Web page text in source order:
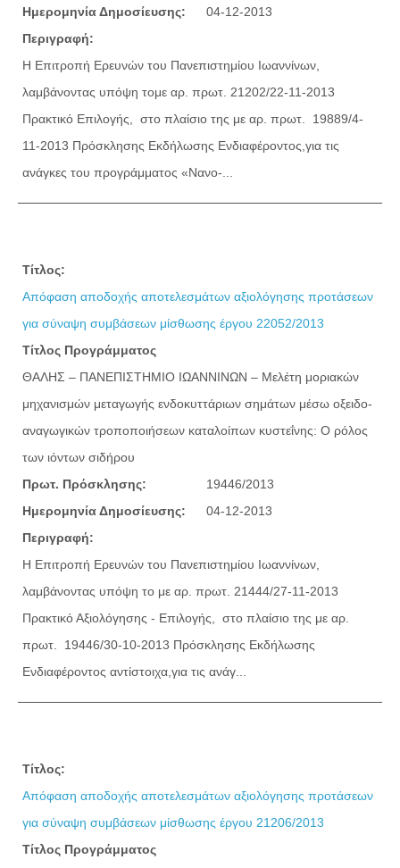
Ημερομηνία Δημοσίευσης:
04-12-2013
Περιγραφή:
Η Επιτροπή Ερευνών του Πανεπιστημίου Ιωαννίνων,
λαμβάνοντας υπόψη τoμε αρ. πρωτ. 21202/22-11-2013
Πρακτικό Επιλογής, στο πλαίσιο της με αρ. πρωτ. 19889/4-
11-2013 Πρόσκλησης Εκδήλωσης Ενδιαφέροντος,για τις
ανάγκες του προγράμματος «Νανο-...
Τίτλος:
Απόφαση αποδοχής αποτελεσμάτων αξιολόγησης προτάσεων
για σύναψη συμβάσεων μίσθωσης έργου 22052/2013
Τίτλος Προγράμματος
ΘΑΛΗΣ – ΠΑΝΕΠΙΣΤΗΜΙΟ ΙΩΑΝΝΙΝΩΝ – Μελέτη μοριακών
μηχανισμών μεταγωγής ενδοκυττάριων σημάτων μέσω οξειδο-
αναγωγικών τροποποιήσεων καταλοίπων κυστεΐνης: Ο ρόλος
των ιόντων σιδήρου
Πρωτ. Πρόσκλησης:
19446/2013
Ημερομηνία Δημοσίευσης:
04-12-2013
Περιγραφή:
Η Επιτροπή Ερευνών του Πανεπιστημίου Ιωαννίνων,
λαμβάνοντας υπόψη το με αρ. πρωτ. 21444/27-11-2013
Πρακτικό Αξιολόγησης - Επιλογής, στο πλαίσιο της με αρ.
πρωτ. 19446/30-10-2013 Πρόσκλησης Εκδήλωσης
Ενδιαφέροντος αντίστοιχα,για τις ανάγ...
Τίτλος:
Απόφαση αποδοχής αποτελεσμάτων αξιολόγησης προτάσεων
για σύναψη συμβάσεων μίσθωσης έργου 21206/2013
Τίτλος Προγράμματος